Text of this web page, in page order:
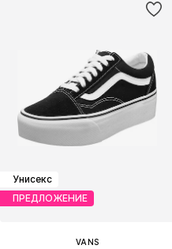
Унисекс
ПРЕДЛОЖЕНИЕ
VANS